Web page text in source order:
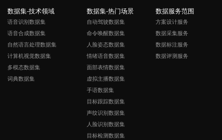
数据集-技术领域
语音识别数据集
语音合成数据集
自然语言处理数据集
计算机视觉数据集
多模态数据集
词典数据集
数据集-热门场景
自动驾驶数据集
命令唤醒数据集
人脸姿态数据集
情绪语音数据集
面部表情数据集
虚拟主播数据集
手语数据集
目标跟踪数据集
声纹识别数据集
人脸识别数据集
目标检测数据集
数据服务范围
方案设计服务
数据采集服务
数据标注服务
数据评测服务